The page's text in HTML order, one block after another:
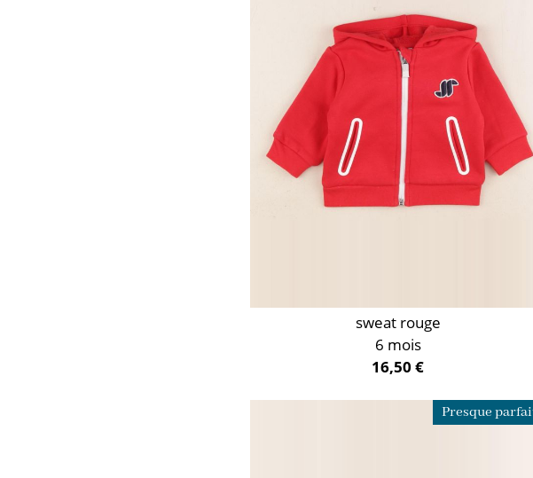
sweat rouge
6 mois
16,50 €
Presque